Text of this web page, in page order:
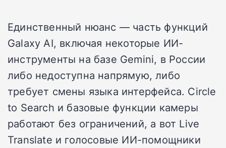
Единственный нюанс — часть функций
Galaxy AI, включая некоторые ИИ-
инструменты на базе Gemini, в России
либо недоступна напрямую, либо
требует смены языка интерфейса. Circle
to Search и базовые функции камеры
работают без ограничений, а вот Live
Translate и голосовые ИИ-помощники